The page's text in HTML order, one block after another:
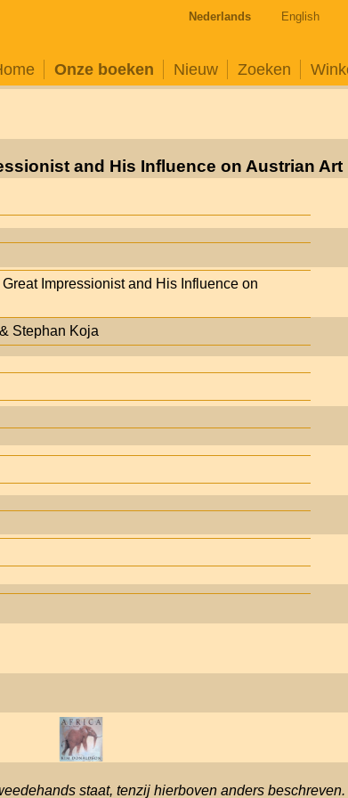
Nederlands English
Onze boeken Nieuw Zoeken
and His Influence on Austrian Art
Impressionist and His Influence on
Stephan Koja
staat, tenzij hierboven anders